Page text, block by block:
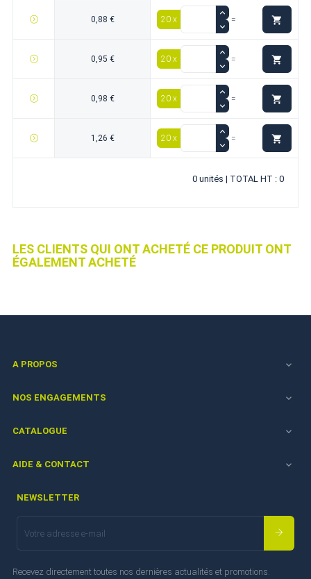
0,88 € 20 x = 
0,95 € 20 x = 
0,98 € 20 x = 
1,26 € 20 x = 
0 unités | TOTAL HT : 0
LES CLIENTS QUI ONT ACHETÉ CE PRODUIT ONT
ÉGALEMENT ACHETÉ
A PROPOS 
NOS ENGAGEMENTS 
CATALOGUE 
AIDE & CONTACT 
NEWSLETTER
Recevez directement toutes nos dernières actualités et promotions.